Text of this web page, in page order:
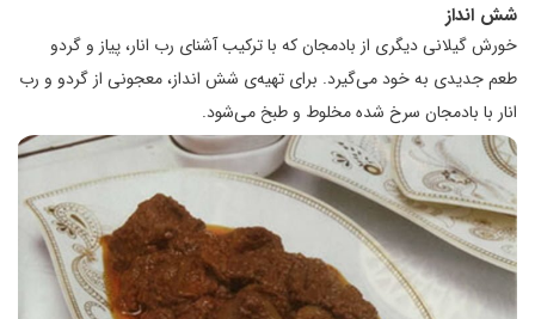
شش انداز
خورش گیلانی دیگری از بادمجان که با ترکیب آشنای رب انار، پیاز و گردو
طعم جدیدی به خود می‌گیرد. برای تهیه‌ی شش انداز، معجونی از گردو و رب
انار با بادمجان سرخ شده مخلوط و طبخ می‌شود.